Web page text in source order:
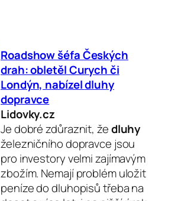
Roadshow šéfa Českých
drah: obletěl Curych či
Londýn, nabízeldluhy
dopravce
Lidovky.cz
Je dobré zdůraznit, žedluhy
železničního dopravce jsou
pro investory velmi zajímavým
zbožím. Nemají problém uložit
peníze do dluhopisů třeba na